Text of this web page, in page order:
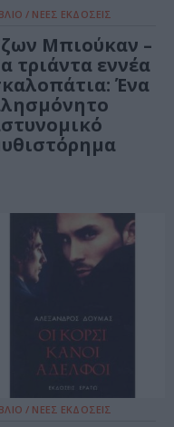
/ ΝΕΕΣ ΕΚΔΟΣΕΙΣ
Μπιούκαν –
τριάντα εννέα
Ένα
/ ΝΕΕΣ ΕΚΔΟΣΕΙΣ